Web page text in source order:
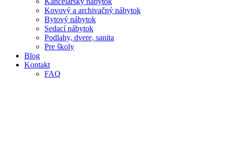
Kovový a archivačný nábytok
Bytový nábytok
Sedací nábytok
Podlahy, dvere, sanita
Pre školy
Blog
Kontakt
FAQ